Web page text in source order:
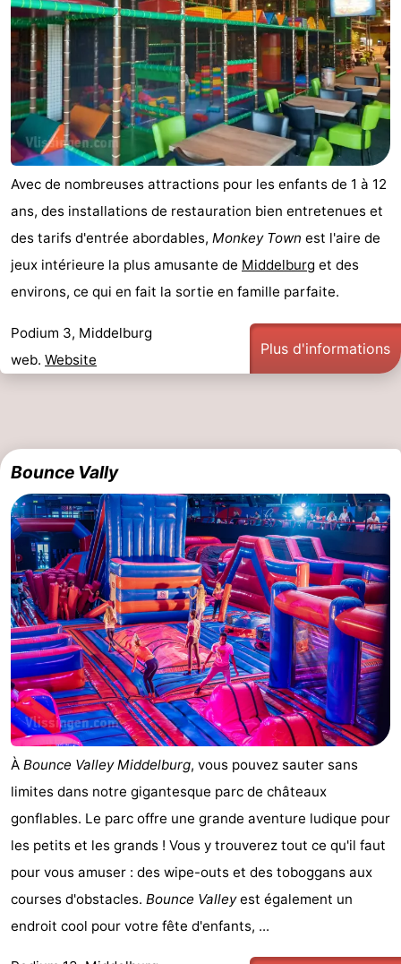
Renesse
-
Brouwershaven
-
Bruinisse
-
Zierikzee
-
Nature
Oosterschelde
-
Burgh
Haamstede
-
Nature
van
Walcheren
Veere
-
de
Mantelingen
Domburg
-
Westkapelle
-
Zoutelande
-
Nature
Walcherse
bos
-
Dishoek
-
Vlissingen
-
Middelburg
Zeeuws-
Vlaanderen
-
Nieuwvliet
-
Sluis
-
Cadzand
-
Nature
Het
Météo
Contact
Avec de nombreuses attractions pour les enfants de 1 à 12
ans, des installations de restauration bien entretenues et
des tarifs d'entrée abordables, Monkey Town est l'aire de
jeux intérieure la plus amusante de Middelburg et des
environs, ce qui en fait la sortie en famille parfaite.
Podium 3, Middelburg
web. Website
Plus d'informations
Bounce Vally
À Bounce Valley Middelburg, vous pouvez sauter sans
limites dans notre gigantesque parc de châteaux
gonflables. Le parc offre une grande aventure ludique pour
les petits et les grands ! Vous y trouverez tout ce qu'il faut
pour vous amuser : des wipe-outs et des toboggans aux
courses d'obstacles. Bounce Valleyest également un
endroit cool pour votre fête d'enfants, ...